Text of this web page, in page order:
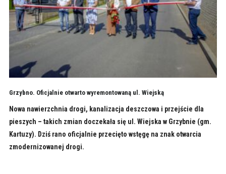
Grzybno. Oficjalnie otwarto wyremontowaną ul. Wiejską
Nowa nawierzchnia drogi, kanalizacja deszczowa i przejście dla
pieszych – takich zmian doczekała się ul. Wiejska w Grzybnie (gm.
Kartuzy). Dziś rano oficjalnie przecięto wstęgę na znak otwarcia
zmodernizowanej drogi.